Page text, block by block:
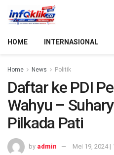
HOME INTERNASIONAL
Home News Politik
Daftar ke PDI
Wahyu –
Pilkada Pati
by admin Mei 19, 2024 |